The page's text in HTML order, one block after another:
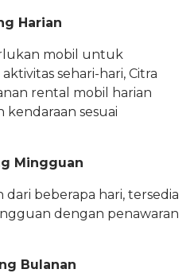
Harian
mobil untuk
sehari-hari, Citra
rental mobil harian
sesuai
Mingguan
beberapa hari, tersedia
dengan penawaran
Bulanan